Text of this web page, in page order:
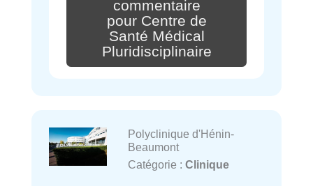
commentaire
pour Centre de
Santé Médical
Pluridisciplinaire
Polyclinique d'Hénin-
Beaumont
Catégorie : Clinique